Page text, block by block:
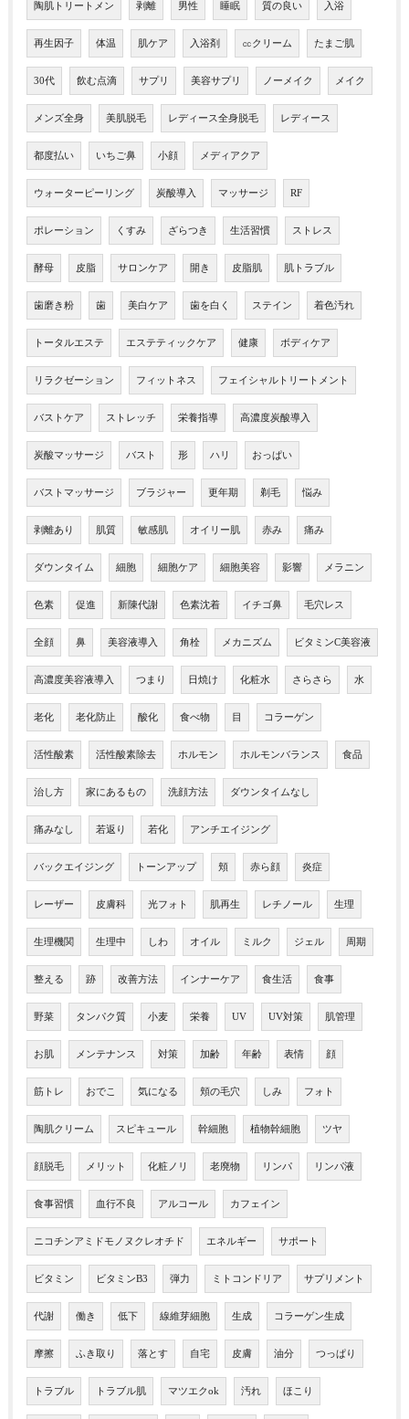
陶肌トリートメン 剥離 男性 睡眠 質の良い 入浴
再生因子 体温 肌ケア 入浴剤 ㏄クリーム たまご肌
30代 飲む点滴 サプリ 美容サプリ ノーメイク メイク
メンズ全身 美肌脱毛 レディース全身脱毛 レディース
都度払い いちご鼻 小顔 メディアクア
ウォーターピーリング 炭酸導入 マッサージ RF
ポレーション くすみ ざらつき 生活習慣 ストレス
酵母 皮脂 サロンケア 開き 皮脂肌 肌トラブル
歯磨き粉 歯 美白ケア 歯を白く ステイン 着色汚れ
トータルエステ エステティックケア 健康 ボディケア
リラクゼーション フィットネス フェイシャルトリートメント
バストケア ストレッチ 栄養指導 高濃度炭酸導入
炭酸マッサージ バスト 形 ハリ おっぱい
バストマッサージ ブラジャー 更年期 剃毛 悩み
剥離あり 肌質 敏感肌 オイリー肌 赤み 痛み
ダウンタイム 細胞 細胞ケア 細胞美容 影響 メラニン
色素 促進 新陳代謝 色素沈着 イチゴ鼻 毛穴レス
全顔 鼻 美容液導入 角栓 メカニズム ビタミンC美容液
高濃度美容液導入 つまり 日焼け 化粧水 さらさら 水
老化 老化防止 酸化 食べ物 目 コラーゲン
活性酸素 活性酸素除去 ホルモン ホルモンバランス 食品
治し方 家にあるもの 洗顔方法 ダウンタイムなし
痛みなし 若返り 若化 アンチエイジング
バックエイジング トーンアップ 頬 赤ら顔 炎症
レーザー 皮膚科 光フォト 肌再生 レチノール 生理
生理機関 生理中 しわ オイル ミルク ジェル 周期
整える 跡 改善方法 インナーケア 食生活 食事
野菜 タンパク質 小麦 栄養 UV UV対策 肌管理
お肌 メンテナンス 対策 加齢 年齢 表情 顔
筋トレ おでこ 気になる 頬の毛穴 しみ フォト
陶肌クリーム スピキュール 幹細胞 植物幹細胞 ツヤ
顔脱毛 メリット 化粧ノリ 老廃物 リンパ リンパ液
食事習慣 血行不良 アルコール カフェイン
ニコチンアミドモノヌクレオチド エネルギー サポート
ビタミン ビタミンB3 弾力 ミトコンドリア サプリメント
代謝 働き 低下 線維芽細胞 生成 コラーゲン生成
摩擦 ふき取り 落とす 自宅 皮膚 油分 つっぱり
トラブル トラブル肌 マツエクok 汚れ ほこり